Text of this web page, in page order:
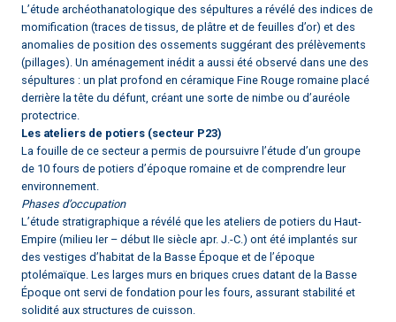
L’étude archéothanatologique des sépultures a révélé des indices de
momification (traces de tissus, de plâtre et de feuilles d’or) et des
anomalies de position des ossements suggérant des prélèvements
(pillages). Un aménagement inédit a aussi été observé dans une des
sépultures : un plat profond en céramique Fine Rouge romaine placé
derrière la tête du défunt, créant une sorte de nimbe ou d’auréole
protectrice.
Les ateliers de potiers (secteur P23)
La fouille de ce secteur a permis de poursuivre l’étude d’un groupe
de 10 fours de potiers d’époque romaine et de comprendre leur
environnement.
Phases d’occupation
L’étude stratigraphique a révélé que les ateliers de potiers du Haut-
Empire (milieu Ier – début IIe siècle apr. J.-C.) ont été implantés sur
des vestiges d’habitat de la Basse Époque et de l’époque
ptolémaïque. Les larges murs en briques crues datant de la Basse
Époque ont servi de fondation pour les fours, assurant stabilité et
solidité aux structures de cuisson.